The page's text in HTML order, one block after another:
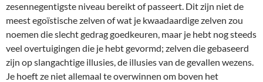
zesennegentigste niveau bereikt of passeert. Dit zijn niet de
meest egoïstische zelven of wat je kwaadaardige zelven zou
noemen die slecht gedrag goedkeuren, maar je hebt nog steeds
veel overtuigingen die je hebt gevormd; zelven die gebaseerd
zijn op slangachtige illusies, de illusies van de gevallen wezens.
Je hoeft ze niet allemaal te overwinnen om boven het